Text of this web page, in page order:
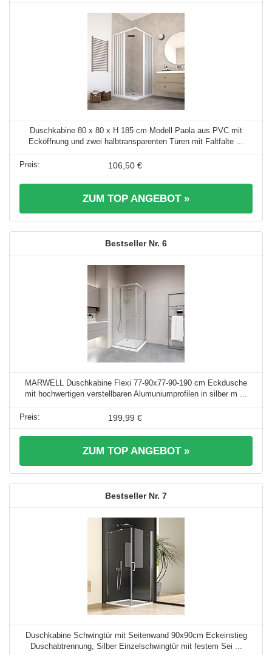
Duschkabine 80 x 80 x H 185 cm Modell Paola aus PVC mit
Ecköffnung und zwei halbtransparenten Türen mit Faltfalte ...
106,50 €
ZUM TOP ANGEBOT »
6
MARWELL Duschkabine Flexi 77-90x77-90-190 cm Eckdusche
mit hochwertigen verstellbaren Alumuniumprofilen in silber m ...
199,99 €
ZUM TOP ANGEBOT »
7
Duschkabine Schwingtür mit Seitenwand 90x90cm Eckeinstieg
Duschabtrennung, Silber Einzelschwingtür mit festem Sei ...